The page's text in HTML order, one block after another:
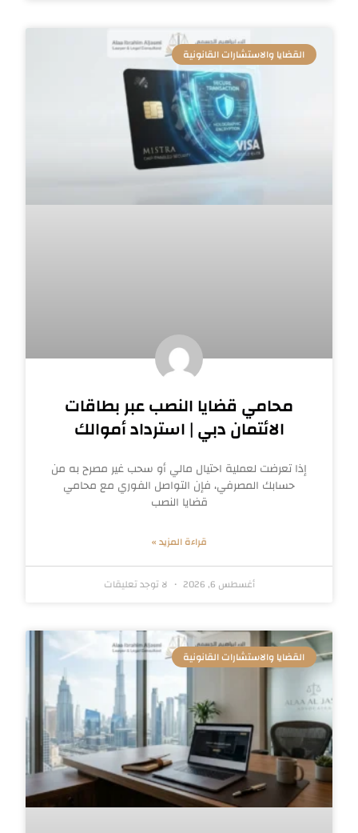
القضايا والاستشارات القانونية
محامي قضايا النصب عبر بطاقات
الائتمان دبي | استرداد أموالك
إذا تعرضت لعملية احتيال مالي أو سحب غير مصرح به من
حسابك المصرفي، فإن التواصل الفوري مع محامي
قضايا النصب
قراءة المزيد »
أغسطس 6, 2026 لا توجد تعليقات
القضايا والاستشارات القانونية